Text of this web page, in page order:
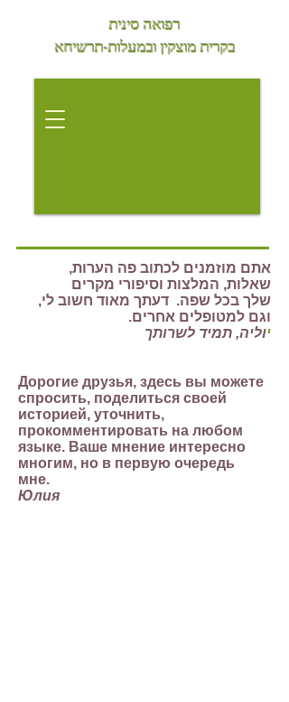
רפואה סינית
בקרית מוצקיןובמעלות-תרשיחא
אתם מוזמנים לכתוב פה הערות,
שאלות, המלצות וסיפורי מקרים
שלך בכל שפה. דעתך מאוד חשוב לי,
וגם למטופלים אחרים.
יוליה, תמיד לשרותך
Дорогие друзья, здесь вы можете
спросить, поделиться своей
историей, уточнить,
прокомментировать на любом
языке. Ваше мнение интересно
многим, но в первую очередь
мне.
Юлия